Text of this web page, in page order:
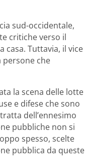
sud-occidentale,
critiche verso il
casa. Tuttavia, il vice
persone che
la scena delle lotte
e difese che sono
dell’ennesimo
pubbliche non si
spesso, scelte
pubblica da queste